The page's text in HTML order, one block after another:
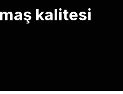
kalitesi